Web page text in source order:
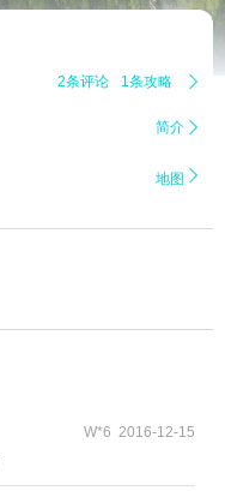
2条评论 1条攻略 
简介 
地图 
W*6 2016-12-15